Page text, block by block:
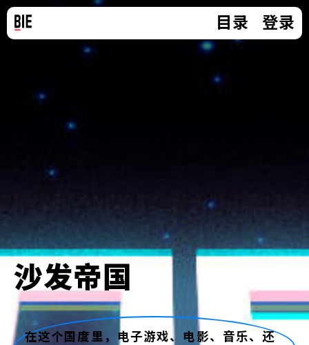
目录 登录
沙发帝国
在这个国度里，电子游戏、电影、音乐、还